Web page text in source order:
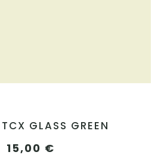
GLASS GREEN
15,00 €